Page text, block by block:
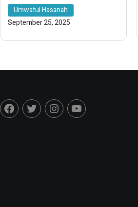
Umwatul Hasanah
September 25, 2025